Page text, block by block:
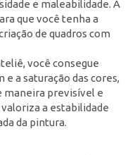
e maleabilidade. A
que você tenha a
de quadros com
você consegue
a saturação das cores,
maneira previsível e
a estabilidade
da pintura.